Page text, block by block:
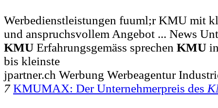
Werbedienstleistungen fuuml;r KMU mit
und anspruchsvollem Angebot ... News
KMU Erfahrungsgemäss sprechen KMU
bis kleinste
jpartner.ch Werbung Werbeagentur
7 KMUMAX: Der Unternehmerpreis des